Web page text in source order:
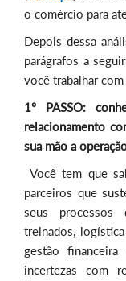
o comércio para
Depois dessa
parágrafos a
você trabalhar
1º PASSO:
relacionamento
sua mão a
Você tem que
parceiros que
seus processos
treinados,
gestão
incertezas com